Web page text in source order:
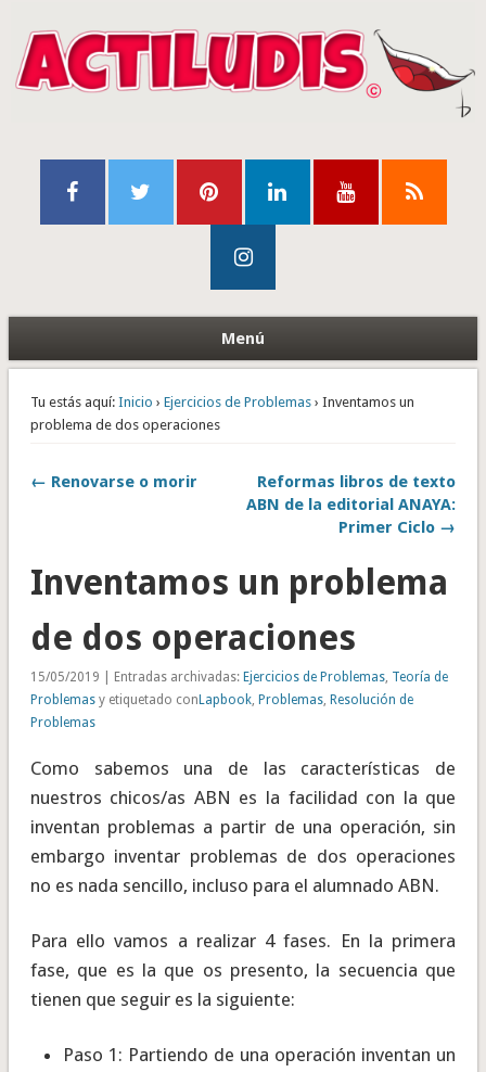
Menú
Tu estás aquí: Inicio › Ejercicios de Problemas› Inventamos un
problema de dos operaciones
← Renovarse o morir
Reformas libros de texto
ABN de la editorial ANAYA:
Primer Ciclo →
Inventamos un problema
de dos operaciones
15/05/2019 | Entradas archivadas: Ejercicios de Problemas, Teoría de
Problemasy etiquetado con Lapbook, Problemas, Resolución de
Problemas
Como sabemos una de las características de
nuestros chicos/as ABN es la facilidad con la que
inventan problemas a partir de una operación, sin
embargo inventar problemas de dos operaciones
no es nada sencillo, incluso para el alumnado ABN.
Para ello vamos a realizar 4 fases. En la primera
fase, que es la que os presento, la secuencia que
tienen que seguir es la siguiente:
Paso 1: Partiendo de una operación inventan un